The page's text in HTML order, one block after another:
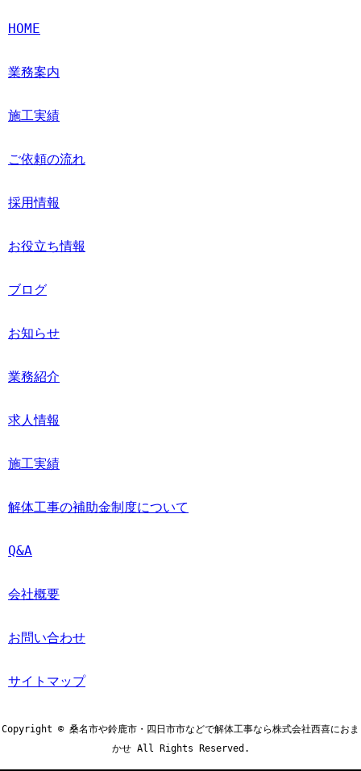
HOME
業務案内
施工実績
ご依頼の流れ
採用情報
お役立ち情報
ブログ
お知らせ
業務紹介
求人情報
施工実績
解体工事の補助金制度について
Q&A
会社概要
お問い合わせ
サイトマップ
Copyright © 桑名市や鈴鹿市・四日市市などで解体工事なら株式会社西喜におま
かせ All Rights Reserved.